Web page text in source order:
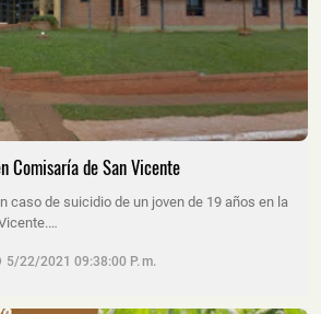
Comisaría de San Vicente
caso de suicidio de un joven de 19 años en la
5/22/2021 09:38:00 P. M.